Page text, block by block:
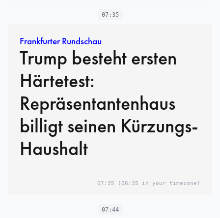
07:35
Frankfurter Rundschau
Trump besteht ersten
Härtetest:
Repräsentantenhaus
billigt seinen Kürzungs-
Haushalt
07:35 (06:35 in your timezone)
07:44